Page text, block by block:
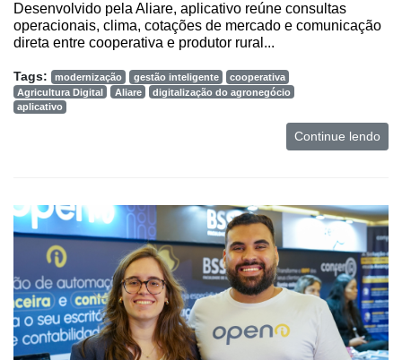
Desenvolvido pela Aliare, aplicativo reúne consultas
operacionais, clima, cotações de mercado e comunicação
direta entre cooperativa e produtor rural...
Tags: modernização gestão inteligente
cooperativa
Agricultura Digital
Aliare
digitalização do agronegócio
aplicativo
Continue lendo